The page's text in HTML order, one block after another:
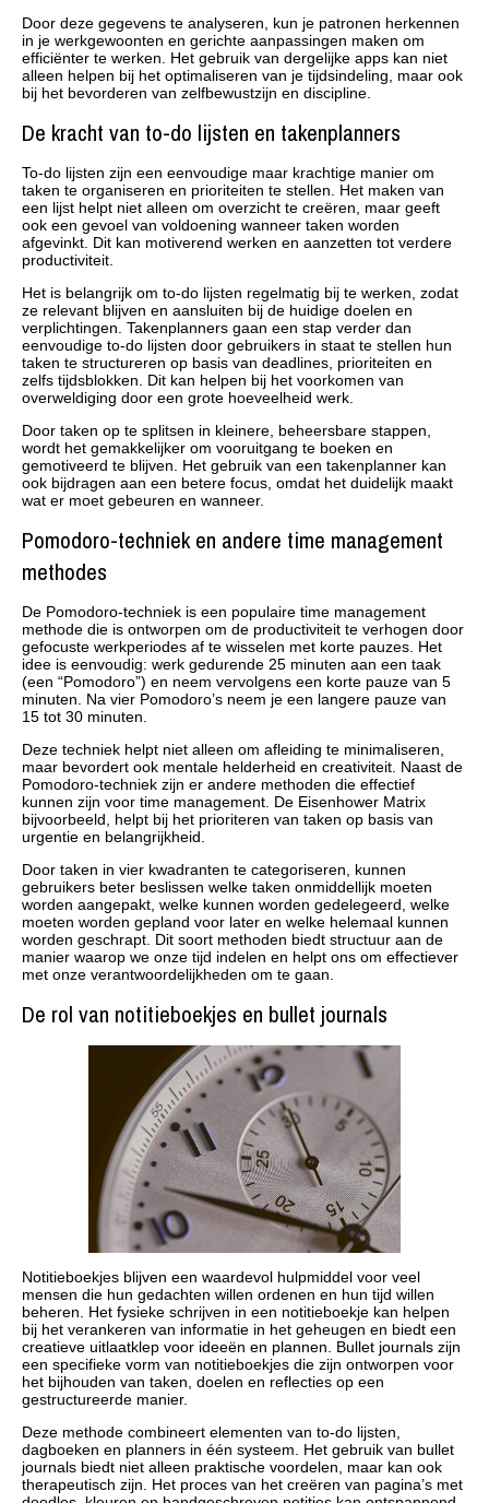
Door deze gegevens te analyseren, kun je patronen herkennen
in je werkgewoonten en gerichte aanpassingen maken om
efficiënter te werken. Het gebruik van dergelijke apps kan niet
alleen helpen bij het optimaliseren van je tijdsindeling, maar ook
bij het bevorderen van zelfbewustzijn en discipline.
De kracht van to-do lijsten en takenplanners
To-do lijsten zijn een eenvoudige maar krachtige manier om
taken te organiseren en prioriteiten te stellen. Het maken van
een lijst helpt niet alleen om overzicht te creëren, maar geeft
ook een gevoel van voldoening wanneer taken worden
afgevinkt. Dit kan motiverend werken en aanzetten tot verdere
productiviteit.
Het is belangrijk om to-do lijsten regelmatig bij te werken, zodat
ze relevant blijven en aansluiten bij de huidige doelen en
verplichtingen. Takenplanners gaan een stap verder dan
eenvoudige to-do lijsten door gebruikers in staat te stellen hun
taken te structureren op basis van deadlines, prioriteiten en
zelfs tijdsblokken. Dit kan helpen bij het voorkomen van
overweldiging door een grote hoeveelheid werk.
Door taken op te splitsen in kleinere, beheersbare stappen,
wordt het gemakkelijker om vooruitgang te boeken en
gemotiveerd te blijven. Het gebruik van een takenplanner kan
ook bijdragen aan een betere focus, omdat het duidelijk maakt
wat er moet gebeuren en wanneer.
Pomodoro-techniek en andere time management
methodes
De Pomodoro-techniek is een populaire time management
methode die is ontworpen om de productiviteit te verhogen door
gefocuste werkperiodes af te wisselen met korte pauzes. Het
idee is eenvoudig: werk gedurende 25 minuten aan een taak
(een “Pomodoro”) en neem vervolgens een korte pauze van 5
minuten. Na vier Pomodoro’s neem je een langere pauze van
15 tot 30 minuten.
Deze techniek helpt niet alleen om afleiding te minimaliseren,
maar bevordert ook mentale helderheid en creativiteit. Naast de
Pomodoro-techniek zijn er andere methoden die effectief
kunnen zijn voor time management. De Eisenhower Matrix
bijvoorbeeld, helpt bij het prioriteren van taken op basis van
urgentie en belangrijkheid.
Door taken in vier kwadranten te categoriseren, kunnen
gebruikers beter beslissen welke taken onmiddellijk moeten
worden aangepakt, welke kunnen worden gedelegeerd, welke
moeten worden gepland voor later en welke helemaal kunnen
worden geschrapt. Dit soort methoden biedt structuur aan de
manier waarop we onze tijd indelen en helpt ons om effectiever
met onze verantwoordelijkheden om te gaan.
De rol van notitieboekjes en bullet journals
Notitieboekjes blijven een waardevol hulpmiddel voor veel
mensen die hun gedachten willen ordenen en hun tijd willen
beheren. Het fysieke schrijven in een notitieboekje kan helpen
bij het verankeren van informatie in het geheugen en biedt een
creatieve uitlaatklep voor ideeën en plannen. Bullet journals zijn
een specifieke vorm van notitieboekjes die zijn ontworpen voor
het bijhouden van taken, doelen en reflecties op een
gestructureerde manier.
Deze methode combineert elementen van to-do lijsten,
dagboeken en planners in één systeem. Het gebruik van bullet
journals biedt niet alleen praktische voordelen, maar kan ook
therapeutisch zijn. Het proces van het creëren van pagina’s met